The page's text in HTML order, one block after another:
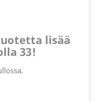
lisää
33!